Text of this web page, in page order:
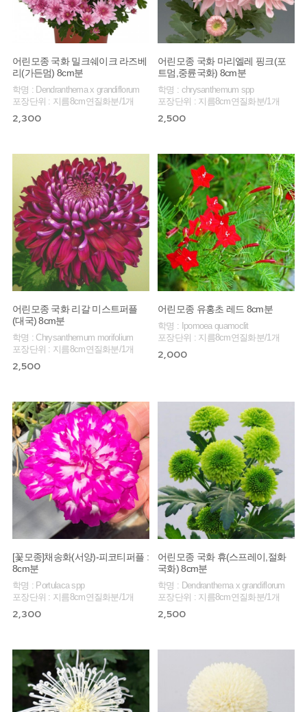
어린모종 국화 밀크쉐이크 라즈베
리(가든멈) 8cm분
학명 : Dendranthema x grandiflorum
포장단위 : 지름8cm연질화분/1개
2,300
어린모종 국화 마리엘레 핑크(포
트멈,중륜국화) 8cm분
학명 : chrysanthemum spp
포장단위 : 지름8cm연질화분/1개
2,500
어린모종 국화 리갈 미스트퍼플
(대국) 8cm분
학명 : Chrysanthemum morifolium
포장단위 : 지름8cm연질화분/1개
2,500
어린모종 유홍초 레드 8cm분
학명 : Ipomoea quamoclit
포장단위 : 지름8cm연질화분/1개
2,000
[꽃모종]채송화(서양)-피코티퍼플 :
8cm분
학명 : Portulaca spp
포장단위 : 지름8cm연질화분/1개
2,300
어린모종 국화 휴(스프레이,절화
국화) 8cm분
학명 : Dendranthema x grandiflorum
포장단위 : 지름8cm연질화분/1개
2,500